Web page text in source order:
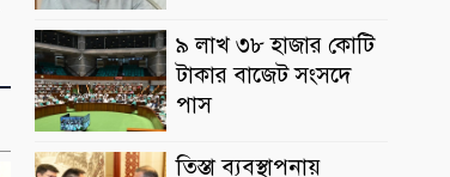
৯ লাখ ৩৮ হাজার কোটি
টাকার বাজেট সংসদে
পাস
তিস্তা ব্যবস্থাপনায়